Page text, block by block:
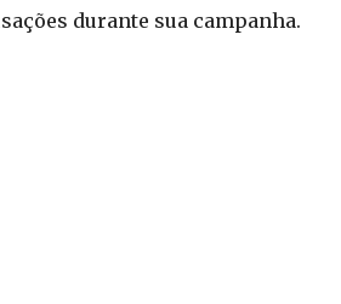
durante sua campanha.